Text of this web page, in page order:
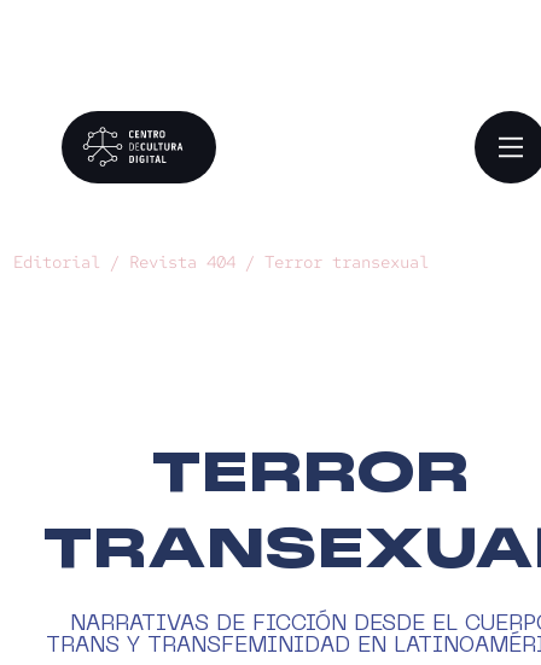
Editorial / Revista 404 /Terror transexual
TERROR
NARRATIVAS DE FICCIÓN DESDE EL
TRANS Y TRANSFEMINIDAD EN